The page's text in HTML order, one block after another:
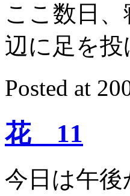
ここ数日
辺に足を
Posted at
花 11
今日は午